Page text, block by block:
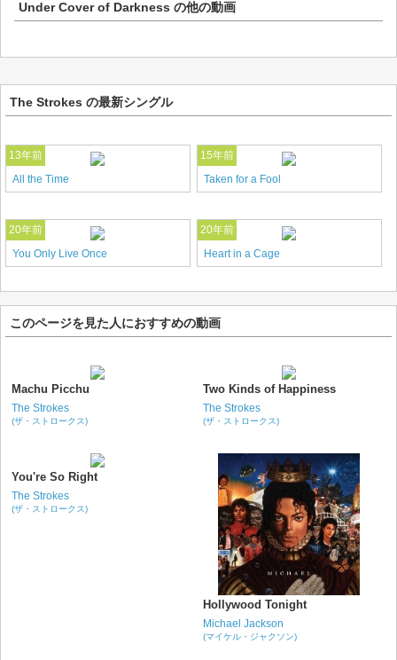
Under Cover of Darkness の他の動画
The Strokes の最新シングル
13年前
All the Time
15年前
Taken for a Fool
20年前
You Only Live Once
20年前
Heart in a Cage
このページを見た人におすすめの動画
Machu Picchu
The Strokes
(ザ・ストロークス)
Two Kinds of Happiness
The Strokes
(ザ・ストロークス)
You're So Right
The Strokes
(ザ・ストロークス)
Hollywood Tonight
Michael Jackson
(マイケル・ジャクソン)